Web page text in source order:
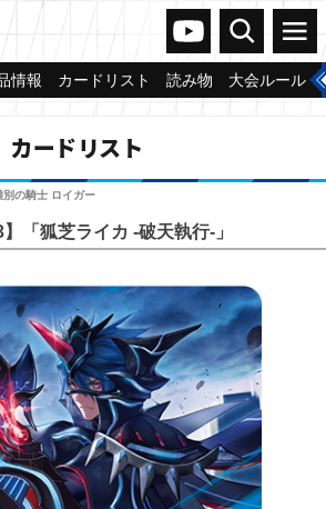
ヴァンガードch
検索 メニュー
情報 カードリスト 読み物 大会ルール
カードリスト
別の騎士 ロイガー
】「狐芝ライカ -破天執行-」